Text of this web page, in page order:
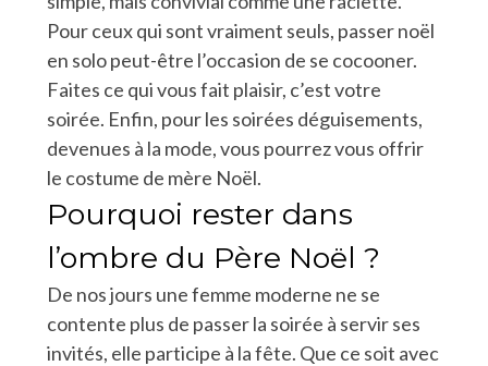
Pour ceux qui sont vraiment seuls, passer noël
en solo peut-être l’occasion de se cocooner.
Faites ce qui vous fait plaisir, c’est votre
soirée. Enfin, pour les soirées déguisements,
devenues à la mode, vous pourrez vous offrir
le costume de mère Noël.
Pourquoi rester dans
l’ombre du Père Noël ?
De nos jours une femme moderne ne se
contente plus de passer la soirée à servir ses
invités, elle participe à la fête. Que ce soit avec